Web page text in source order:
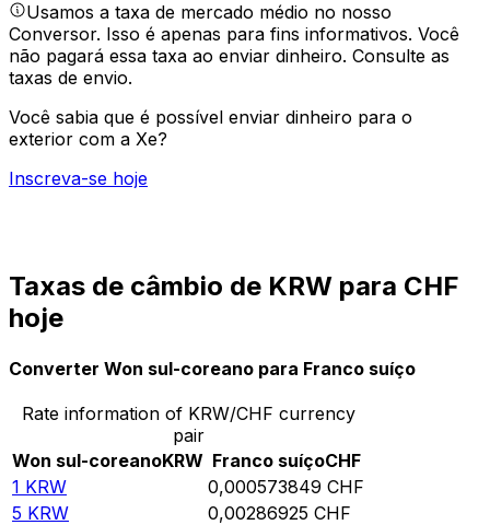
Usamos a taxa de mercado médio no nosso
Conversor. Isso é apenas para fins informativos. Você
não pagará essa taxa ao enviar dinheiro. Consulte as
taxas de envio.
Você sabia que é possível enviar dinheiro para o
exterior com a Xe?
Inscreva-se hoje
Taxas de câmbio de KRW para CHF
hoje
Converter Won sul-coreano para Franco suíço
Rate information of KRW/CHF currency
pair
Won sul-coreanoKRW Franco suíçoCHF
1 KRW 0,000573849 CHF
5 KRW 0,00286925 CHF